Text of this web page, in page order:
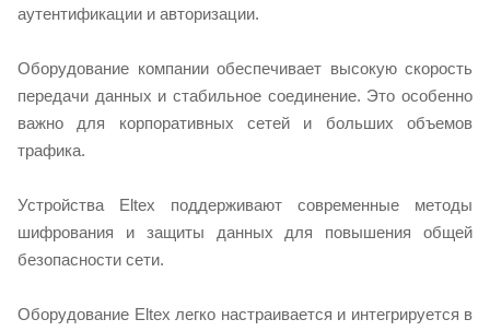
аутентификации и авторизации.
Оборудование компании обеспечивает высокую скорость
передачи данных и стабильное соединение. Это особенно
важно для корпоративных сетей и больших объемов
трафика.
Устройства Eltex поддерживают современные методы
шифрования и защиты данных для повышения общей
безопасности сети.
Оборудование Eltex легко настраивается и интегрируется в